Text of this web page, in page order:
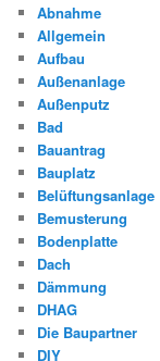
Abnahme
Allgemein
Aufbau
Außenanlage
Außenputz
Bad
Bauantrag
Bauplatz
Belüftungsanlage
Bemusterung
Bodenplatte
Dach
Dämmung
DHAG
Die Baupartner
DIY